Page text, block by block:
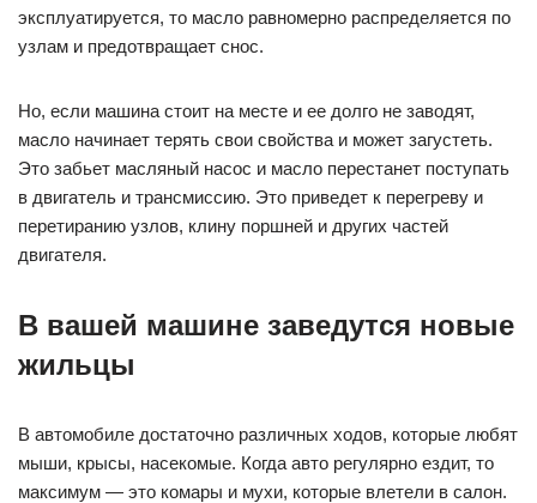
эксплуатируется, то масло равномерно распределяется по
узлам и предотвращает снос.
Но, если машина стоит на месте и ее долго не заводят,
масло начинает терять свои свойства и может загустеть.
Это забьет масляный насос и масло перестанет поступать
в двигатель и трансмиссию. Это приведет к перегреву и
перетиранию узлов, клину поршней и других частей
двигателя.
В вашей машине заведутся новые
жильцы
В автомобиле достаточно различных ходов, которые любят
мыши, крысы, насекомые. Когда авто регулярно ездит, то
максимум — это комары и мухи, которые влетели в салон.